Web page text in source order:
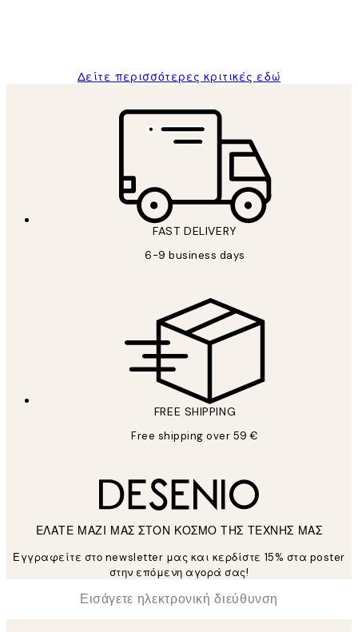
Δείτε περισσότερες κριτικές εδώ
FAST DELIVERY
6-9 business days
FREE SHIPPING
Free shipping over 59 €
ΕΛΑΤΕ ΜΑΖΙ ΜΑΣ ΣΤΟΝ ΚΟΣΜΟ ΤΗΣ ΤΕΧΝΗΣ ΜΑΣ
Εγγραφείτε στο newsletter μας και κερδίστε 15% στα poster
στην επόμενη αγορά σας!
Ηλεκτρονική Διεύθυνση